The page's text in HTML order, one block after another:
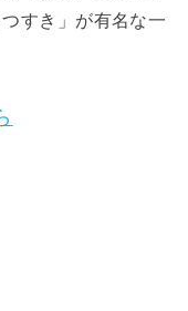
すき」が有名な一